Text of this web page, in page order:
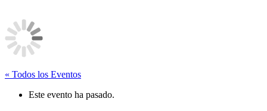
« Todos los Eventos
Este evento ha pasado.